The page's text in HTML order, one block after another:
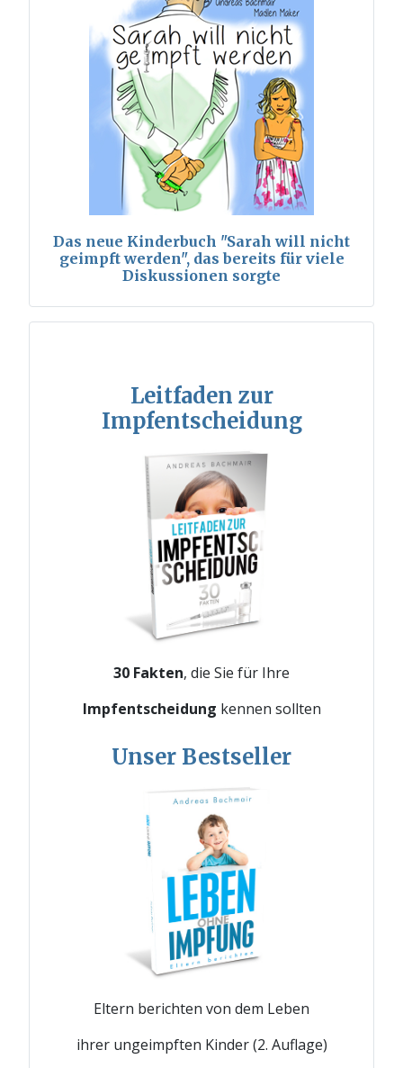
Das neue Kinderbuch "Sarah will nicht
geimpft werden", das bereits für viele
Diskussionen sorgte
Leitfaden zur
Impfentscheidung
30 Fakten, die Sie für Ihre
Impfentscheidung kennen sollten
Unser Bestseller
Eltern berichten von dem Leben
ihrer ungeimpften Kinder (2. Auflage)